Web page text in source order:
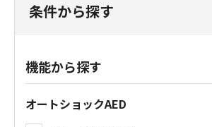
条件から探す
機能から探す
オートショックAED